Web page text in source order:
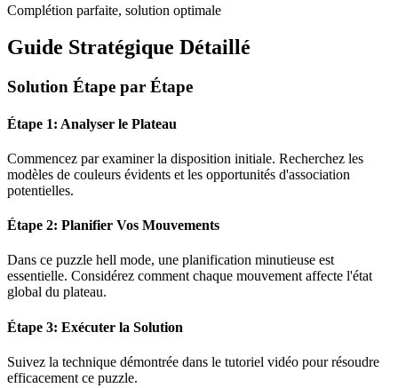
Complétion parfaite, solution optimale
Guide Stratégique Détaillé
Solution Étape par Étape
Étape 1: Analyser le Plateau
Commencez par examiner la disposition initiale. Recherchez les
modèles de couleurs évidents et les opportunités d'association
potentielles.
Étape 2: Planifier Vos Mouvements
Dans ce puzzle hell mode, une planification minutieuse est
essentielle. Considérez comment chaque mouvement affecte l'état
global du plateau.
Étape 3: Exécuter la Solution
Suivez la technique démontrée dans le tutoriel vidéo pour résoudre
efficacement ce puzzle.